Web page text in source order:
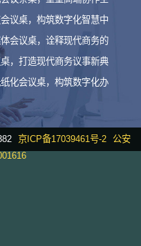
议桌，构筑数字化智慧中
会议桌，诠释现代商务的
，打造现代商务议事新典
化会议桌，构筑数字化办
京ICP备17039461号-2
公安